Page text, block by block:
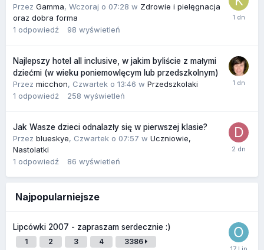
Przez Gamma, Wczoraj o 07:28 w Zdrowie i pielęgnacja
oraz dobra forma
1 odpowiedź 98 wyświetleń
Najlepszy hotel all inclusive, w jakim byliście z małymi
dziećmi (w wieku poniemowlęcym lub przedszkolnym)
Przez micchon, Czwartek o 13:46 w Przedszkolaki
1 odpowiedź 258 wyświetleń
Jak Wasze dzieci odnalazły się w pierwszej klasie?
Przez blueskye, Czwartek o 07:57 w Uczniowie,
Nastolatki
1 odpowiedź 86 wyświetleń
Najpopularniejsze
Lipcówki 2007 - zapraszam serdecznie :)
1 2 3 4 3386